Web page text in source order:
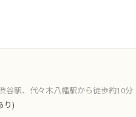
谷駅、代々木八幡駅から徒歩約10分
り)